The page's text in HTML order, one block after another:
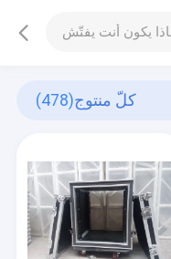
كلّ منتوج(478)